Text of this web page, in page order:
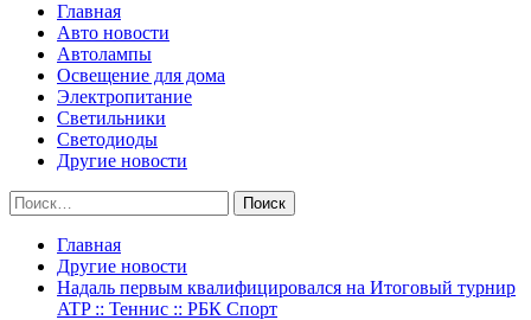
Главная
Авто новости
Автолампы
Освещение для дома
Электропитание
Светильники
Светодиоды
Другие новости
Найти:
Главная
Другие новости
Надаль первым квалифицировался на Итоговый турнир
ATP :: Теннис :: РБК Спорт